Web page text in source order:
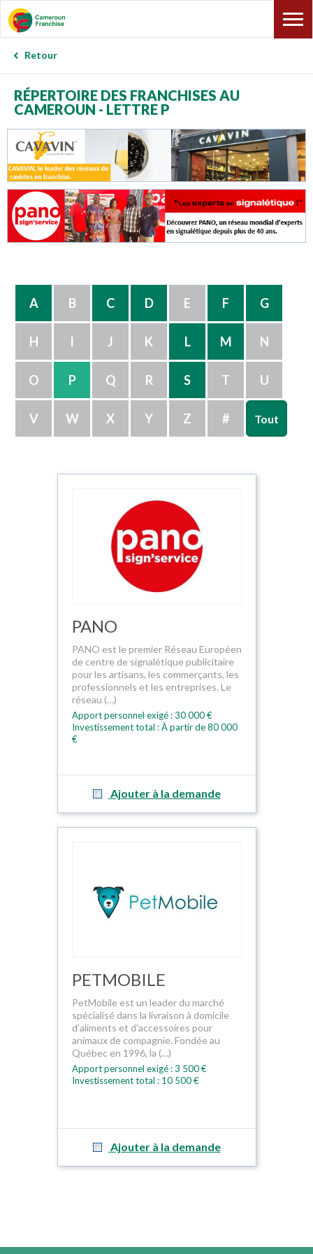
Retour
RÉPERTOIRE DES FRANCHISES AU
CAMEROUN - LETTRE P
A B C D E F G
H I J K L M N
O P Q R S T U
V W X Y Z # Tout
PANO
PANO est le premier Réseau Européen
de centre de signalétique publicitaire
pour les artisans, les commerçants, les
professionnels et les entreprises. Le
réseau (…)
Apport personnel exigé : 30 000 €
Investissement total : À partir de 80 000
€
Ajouter à la demande
PETMOBILE
PetMobile est un leader du marché
spécialisé dans la livraison à domicile
d’aliments et d’accessoires pour
animaux de compagnie. Fondée au
Québec en 1996, la (…)
Apport personnel exigé : 3 500 €
Investissement total : 10 500 €
Ajouter à la demande